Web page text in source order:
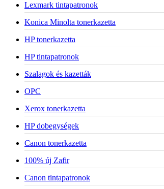
Lexmark tintapatronok
Konica Minolta tonerkazetta
HP tonerkazetta
HP tintapatronok
Szalagok és kazetták
OPC
Xerox tonerkazetta
HP dobegységek
Canon tonerkazetta
100% új Zafir
Canon tintapatronok